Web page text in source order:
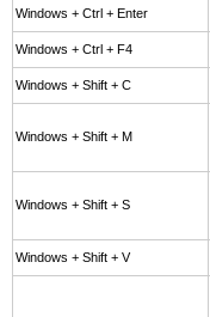
Windows + Ctrl + Enter
Windows + Ctrl + F4
Windows + Shift + C
Windows + Shift + M
Windows + Shift + S
Windows + Shift + V